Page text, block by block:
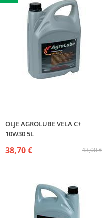
OLJE AGROLUBE VELA C+
10W30 5L
43,00 €
38,70 €